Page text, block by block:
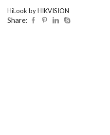
HiLook by HIKVISION
Share: